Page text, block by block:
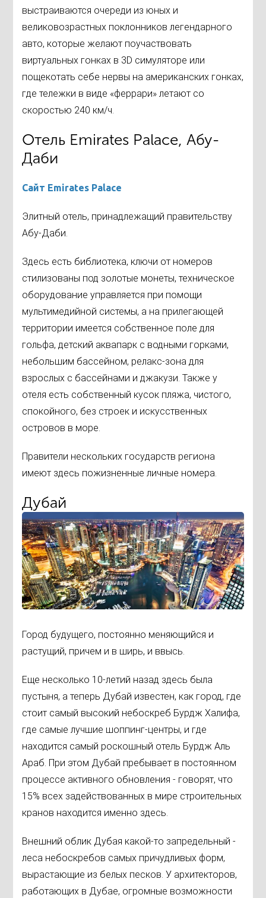
выстраиваются очереди из юных и
великовозрастных поклонников легендарного
авто, которые желают поучаствовать
виртуальных гонках в 3D симуляторе или
пощекотать себе нервы на американских гонках,
где тележки в виде «феррари» летают со
скоростью 240 км/ч.
Отель Emirates Palace, Абу-
Даби
Сайт Emirates Palace
Элитный отель, принадлежащий правительству
Абу-Даби.
Здесь есть библиотека, ключи от номеров
стилизованы под золотые монеты, техническое
оборудование управляется при помощи
мультимедийной системы, а на прилегающей
территории имеется собственное поле для
гольфа, детский аквапарк с водными горками,
небольшим бассейном, релакс-зона для
взрослых с бассейнами и джакузи. Также у
отеля есть собственный кусок пляжа, чистого,
спокойного, без строек и искусственных
островов в море.
Правители нескольких государств региона
имеют здесь пожизненные личные номера.
Дубай
Город будущего, постоянно меняющийся и
растущий, причем и в ширь, и ввысь.
Еще несколько 10-летий назад здесь была
пустыня, а теперь Дубай известен, как город, где
стоит самый высокий небоскреб Бурдж Халифа,
где самые лучшие шоппинг-центры, и где
находится самый роскошный отель Бурдж Аль
Араб. При этом Дубай пребывает в постоянном
процессе активного обновления - говорят, что
15% всех задействованных в мире строительных
кранов находится именно здесь.
Внешний облик Дубая какой-то запредельный -
леса небоскребов самых причудливых форм,
вырастающие из белых песков. У архитекторов,
работающих в Дубае, огромные возможности